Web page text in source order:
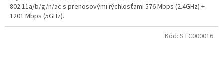
802.11a/b/g/n/ac s prenosovými rýchlosťami 576 Mbps (2.4GHz) +
1201 Mbps (5GHz).
Kód: STC000016